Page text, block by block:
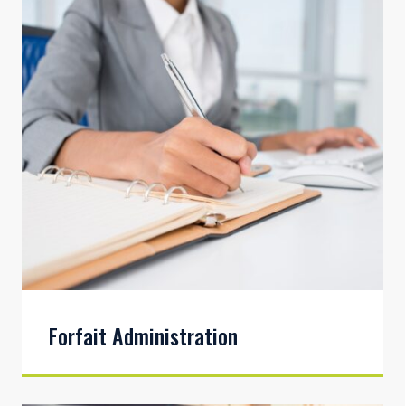
Forfait Administration